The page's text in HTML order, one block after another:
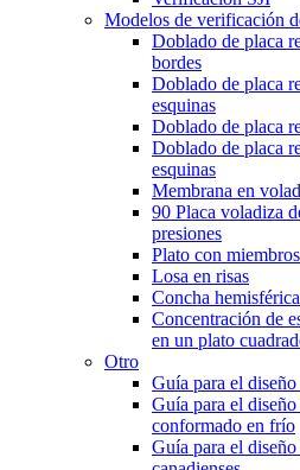
Modelos de verificación
Doblado de placa
bordes
Doblado de placa
esquinas
Doblado de placa
Doblado de placa
esquinas
Membrana en
90 Placa voladiza
presiones
Plato con
Losa en risas
Concha
Concentración de
en un plato
Otro
Guía para el
Guía para el
conformado en frío
Guía para el